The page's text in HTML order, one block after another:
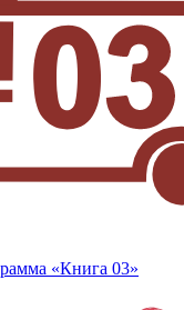
«Книга 03»